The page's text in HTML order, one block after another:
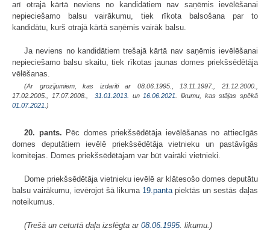
arī otrajā kārtā neviens no kandidātiem nav saņēmis ievēlēšanai
nepieciešamo balsu vairākumu, tiek rīkota balsošana par to
kandidātu, kurš otrajā kārtā saņēmis vairāk balsu.
Ja neviens no kandidātiem trešajā kārtā nav saņēmis ievēlēšanai
nepieciešamo balsu skaitu, tiek rīkotas jaunas domes priekšsēdētāja
vēlēšanas.
(Ar grozījumiem, kas izdarīti ar 08.06.1995., 13.11.1997., 21.12.2000.,
17.02.2005., 17.07.2008., 31.01.2013. un 16.06.2021
. likumu, kas stājas spēkā
01.07.2021. )
20. pants. Pēc domes priekšsēdētāja ievēlēšanas no attiecīgās
domes deputātiem ievēlē priekšsēdētāja vietnieku un pastāvīgās
komitejas. Domes priekšsēdētājam var būt vairāki vietnieki.
Dome priekšsēdētāja vietnieku ievēlē ar klātesošo domes deputātu
balsu vairākumu, ievērojot šā likuma 19.pantapiektās un sestās daļas
noteikumus.
(Trešā un ceturtā daļa izslēgta ar 08.06.1995. likumu.)